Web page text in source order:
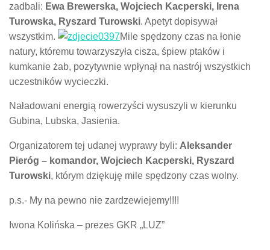
zadbali: Ewa Brewerska, Wojciech Kacperski, Irena
Turowska, Ryszard Turowski. Apetyt dopisywał
wszystkim.
Mile spędzony czas na łonie
natury, któremu towarzyszyła cisza, śpiew ptaków i
kumkanie żab, pozytywnie wpłynął na nastrój wszystkich
uczestników wycieczki.
Naładowani energią rowerzyści wysuszyli w kierunku
Gubina, Lubska, Jasienia.
Organizatorem tej udanej wyprawy byli: Aleksander
Pieróg – komandor, Wojciech Kacperski, Ryszard
Turowski, którym dziękuję mile spędzony czas wolny.
p.s.- My na pewno nie zardzewiejemy!!!!
Iwona Kolińska – prezes GKR „LUZ”